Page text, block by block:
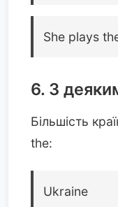
She plays
6. З
Більшість
the:
Ukraine